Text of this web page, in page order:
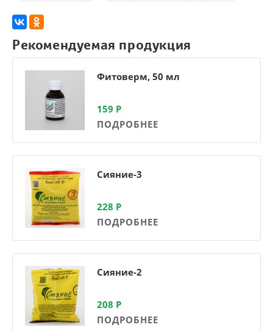
Рекомендуемая продукция
Фитоверм, 50 мл
159 Р
ПОДРОБНЕЕ
Сияние-3
228 Р
ПОДРОБНЕЕ
Сияние-2
208 Р
ПОДРОБНЕЕ